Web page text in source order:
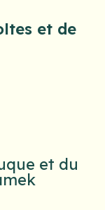
et de